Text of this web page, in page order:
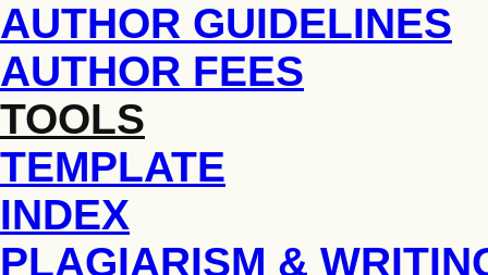
AUTHOR GUIDELINES
AUTHOR FEES
TOOLS
TEMPLATE
INDEX
PLAGIARISM &